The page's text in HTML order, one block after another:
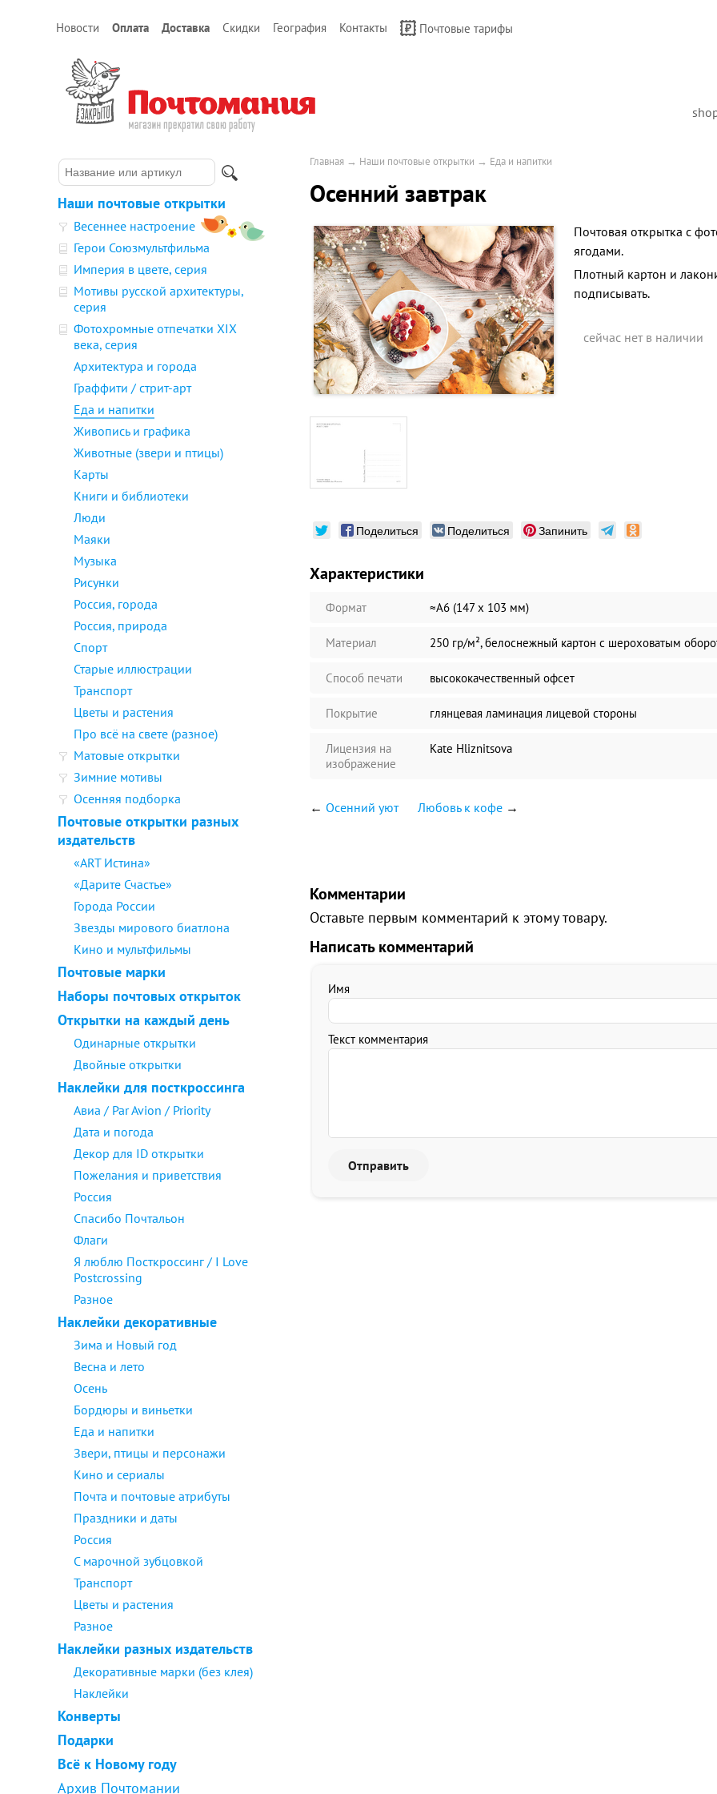
Новости Оплата Доставка Скидки География Контакты Почтовые тарифы
Наши почтовые открытки
Весеннее настроение
Герои Союзмультфильма
Империя в цвете, серия
Мотивы русской архитектуры,
серия
Фотохромные отпечатки XIX
века, серия
Архитектура и города
Граффити / стрит-арт
Еда и напитки
Живопись и графика
Животные (звери и птицы)
Карты
Книги и библиотеки
Люди
Маяки
Музыка
Рисунки
Россия, города
Россия, природа
Спорт
Старые иллюстрации
Транспорт
Цветы и растения
Про всё на свете (разное)
Матовые открытки
Зимние мотивы
Осенняя подборка
Почтовые открытки разных
издательств
«ART Истина»
«Дарите Счастье»
Города России
Звезды мирового биатлона
Кино и мультфильмы
Почтовые марки
Наборы почтовых открыток
Открытки на каждый день
Одинарные открытки
Двойные открытки
Наклейки для посткроссинга
Авиа / Par Avion / Priority
Дата и погода
Декор для ID открытки
Пожелания и приветствия
Россия
Спасибо Почтальон
Флаги
Я люблю Посткроссинг / I Love
Postcrossing
Разное
Наклейки декоративные
Зима и Новый год
Весна и лето
Осень
Бордюры и виньетки
Еда и напитки
Звери, птицы и персонажи
Кино и сериалы
Почта и почтовые атрибуты
Праздники и даты
Россия
С марочной зубцовкой
Транспорт
Цветы и растения
Разное
Наклейки разных издательств
Декоративные марки (без клея)
Наклейки
Конверты
Подарки
Всё к Новому году
Архив Почтомании
Главная → Наши почтовые открытки → Еда и напитки
Осенний завтрак
Почтовая открытка с
ягодами.
Плотный картон и
подписывать.
сейчас нет в наличии
Поделиться Поделиться Запинить
Характеристики
Формат ≈А6 (147 х 103 мм)
Материал 250 гр/м², белоснежный картон с шероховатым
Способ печати высококачественный офсет
Покрытие глянцевая ламинация лицевой стороны
Лицензия на
изображение
Kate Hliznitsova
← Осенний уют Любовь к кофе →
Комментарии
Оставьте первым комментарий к этому товару.
Написать комментарий
Имя
Текст комментария